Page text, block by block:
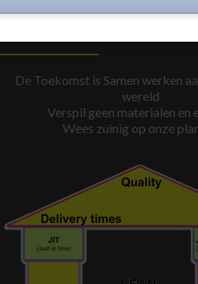
De Toekomst is Samen werken
wereld
Verspil geen materialen en
Wees zuinig op onze